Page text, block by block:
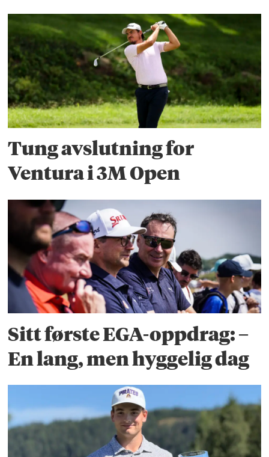
Tung avslutning for
Ventura i 3M Open
Sitt første EGA-oppdrag: –
En lang, men hyggelig dag